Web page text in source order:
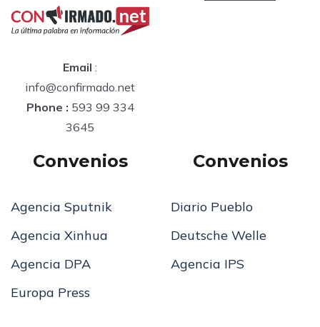
Email :
info@confirmado.net
Phone : 593 99 334
3645
Convenios
Agencia Sputnik
Agencia Xinhua
Agencia DPA
Europa Press
Convenios
Diario Pueblo
Deutsche Welle
Agencia IPS